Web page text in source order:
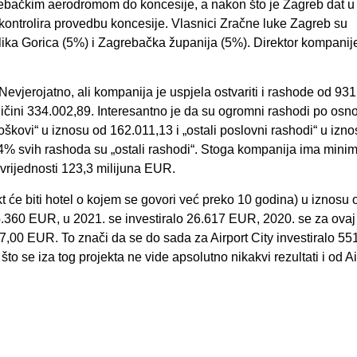
aerodromom do koncesije, a nakon što je Zagreb dat u
provedbu koncesije. Vlasnici Zračne luke Zagreb su
Gorica (5%) i Zagrebačka županija (5%). Direktor
ali kompanija je uspjela ostvariti i rashode od
334.002,89. Interesantno je da su ogromni rashodi po
u iznosu od 162.011,13 i „ostali poslovni rashodi“ u
svih rashoda su „ostali rashodi“. Stoga kompanija ima
123,3 milijuna EUR.
biti hotel o kojem se govori već preko 10 godina) u iznosu
EUR, u 2021. se investiralo 26.617 EUR, 2020. se za
EUR. To znači da se do sada za Airport City investiralo
se iza tog projekta ne vide apsolutno nikakvi rezultati i od